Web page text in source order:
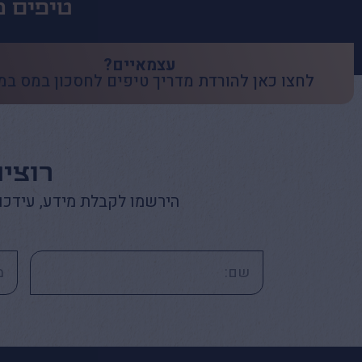
טיפים
עצמאיים?
לחצו כאן להורדת מדריך טיפים לחסכון במס
הירשמו לקבלת מידע,